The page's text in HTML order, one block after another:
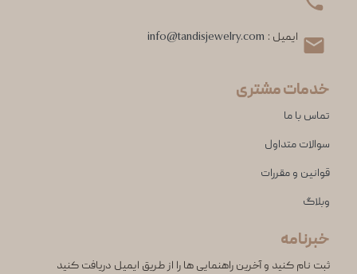
ایمیل : info@tandisjewelry.com
خدمات مشتری
تماس با ما
سوالات متداول
قوانین و مقررات
وبلاگ
خبرنامه
ثبت نام کنید و آخرین راهنمایی ها را از طریق ایمیل دریافت کنید